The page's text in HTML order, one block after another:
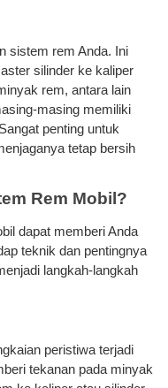
sistem rem Anda. Ini
silinder ke kaliper
rem, antara lain
masing memiliki
penting untuk
tetap bersih
Rem Mobil?
dapat memberi Anda
teknik dan pentingnya
langkah-langkah
peristiwa terjadi
tekanan pada minyak